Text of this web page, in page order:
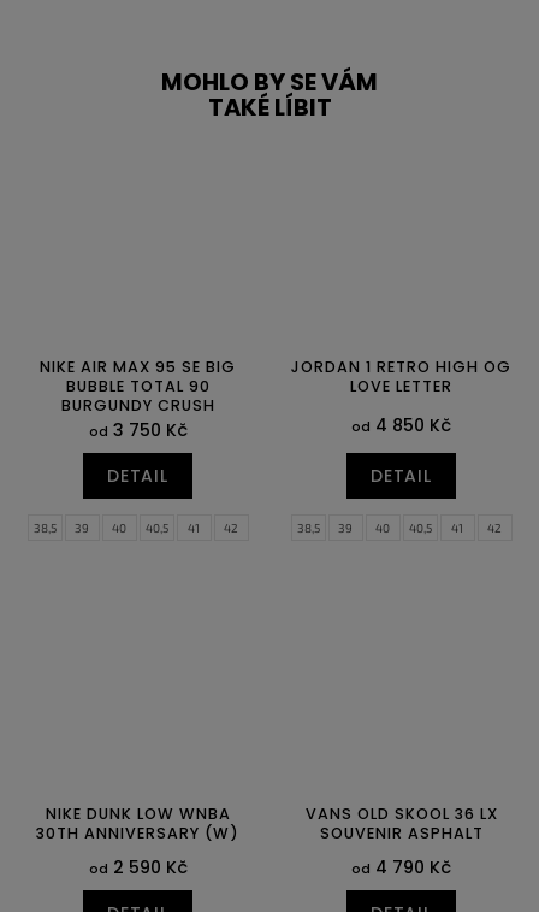
MOHLO BY SE VÁM
TAKÉ LÍBIT
NIKE AIR MAX 95 SE BIG
BUBBLE TOTAL 90
BURGUNDY CRUSH
od 3 750 Kč
DETAIL
38,5 39 40 40,5 41
42
JORDAN 1 RETRO HIGH OG
LOVE LETTER
od 4 850 Kč
DETAIL
38,5 39 40 40,5 41
42
NIKE DUNK LOW WNBA
30TH ANNIVERSARY (W)
od 2 590 Kč
VANS OLD SKOOL 36 LX
SOUVENIR ASPHALT
od 4 790 Kč